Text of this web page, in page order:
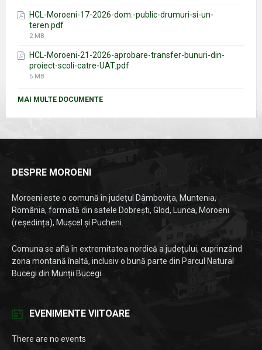
HCL-Moroeni-17-2026-dom.-public-drumuri-si-un-
teren.pdf
File
2 MB
HCL-Moroeni-21-2026-aprobare-transfer-bunuri-din-
proiect-scoli-catre-UAT.pdf
File
5 MB
MAI MULTE DOCUMENTE
DESPRE MOROENI
Moroeni este o comună în județul Dâmbovița, Muntenia,
România, formată din satele Dobrești, Glod, Lunca, Moroeni
(reședința), Mușcel și Pucheni.
Comuna se află în extremitatea nordică a județului, cuprinzând
zona montană înaltă, inclusiv o bună parte din Parcul Natural
Bucegi din Munții Bucegi.
EVENIMENTE VIITOARE
There are no events